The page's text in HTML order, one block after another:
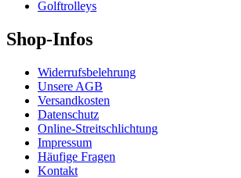
Golftrolleys
Shop-Infos
Widerrufsbelehrung
Unsere AGB
Versandkosten
Datenschutz
Online-Streitschlichtung
Impressum
Häufige Fragen
Kontakt